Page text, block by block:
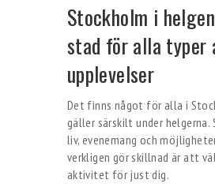
Stockholm i
stad för alla typer
upplevelser
Det finns något för alla i
gäller särskilt under helgerna.
liv, evenemang och
verkligen gör skillnad är att
aktivitet för just dig.